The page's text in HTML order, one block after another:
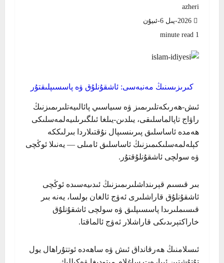
azheri
1 minute read
كىرىزىسنىڭ مەنبەسى: ئاشقۇنلۇق ۋە پاسسىپلىقتۇر
ئىش-ھەرىكەتلىرىمىز ۋە سىياسىي پائالىيەتلىرىمىزنىڭ
راۋاج تاپالماسلىقى، يىلدىن-يىلغا ئىلگىرىلىيەلمەسلىكى
ھەمدە ئاساسلىق پىرىنسىپال نۇقتىلاردا بىرلىككە
كېلەلمەسلىكىمىزنىڭ ئاساسلىق ئامىلى — يەنىلا ئوڭچى
ۋە سولچى ئاشقۇنلۇقتۇر.
بىر قىسىم قېرىنداشلىرىمىزنىڭ ئىدىيەسىدە ئوڭچى
ئاشقۇنلۇق قاراشلىرى ئەۋج ئالغان بولسا، يەنە بىر
قىسىملىرىدا پاسسىپلىق ۋە سولچى ئاشقۇنلۇق
خاراكتېرىدىكى قاراشلار ئەۋج ئالماقتا.
ئىسلامنىڭ ھەرقانداق ئىش ۋە ساھەدە ئوتتۇراھال يول